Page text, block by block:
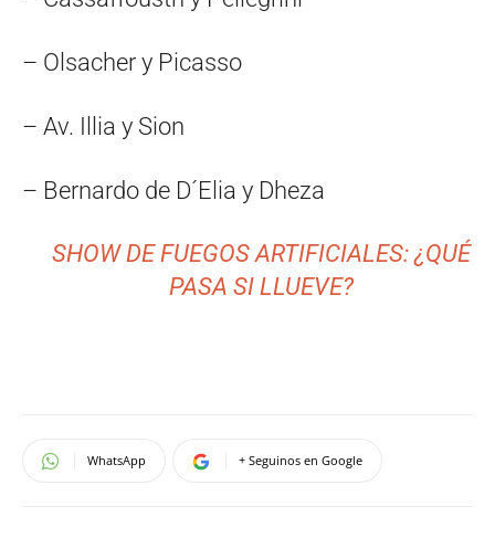
– Olsacher y Picasso
– Av. Illia y Sion
– Bernardo de D´Elia y Dheza
SHOW DE FUEGOS ARTIFICIALES: ¿QUÉ
PASA SI LLUEVE?
WhatsApp + Seguinos en Google